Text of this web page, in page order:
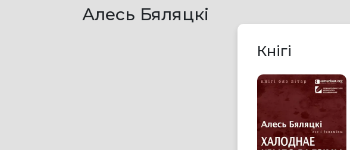
Алесь Бяляцкі
Кнігі